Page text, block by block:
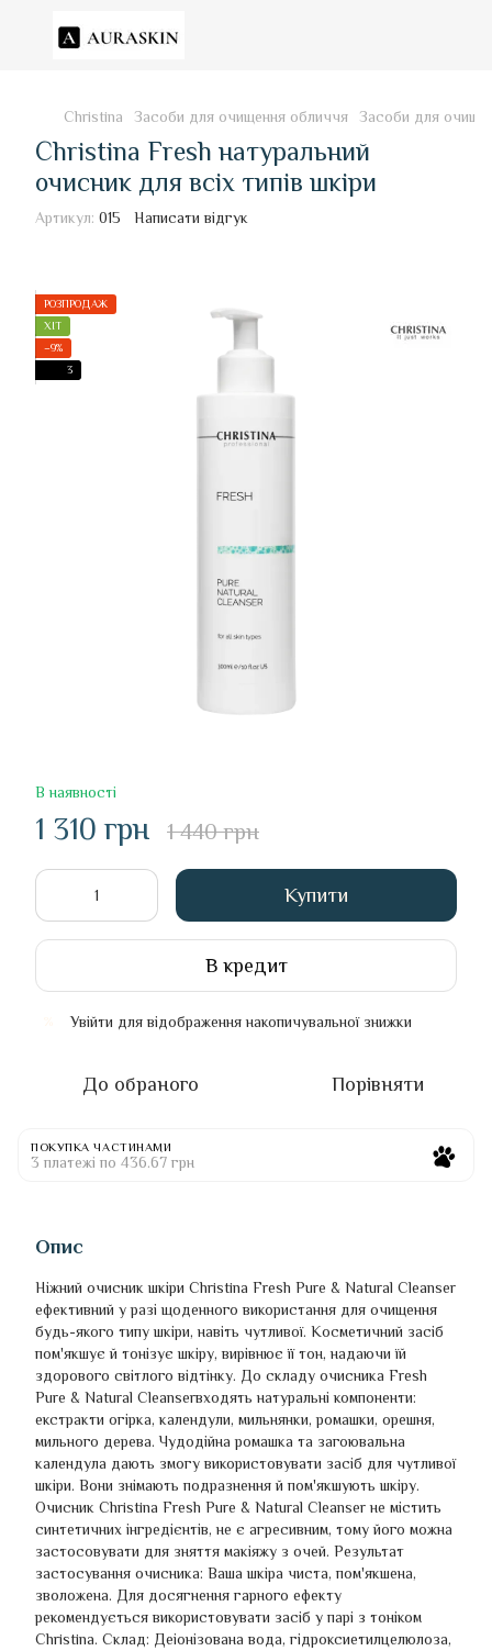
Christina Засоби для очищення обличчя Засоби для
Christina Fresh натуральний
очисник для всіх типів шкіри
Артикул: 015 Написати відгук
РОЗПРОДАЖ
ХІТ
−9%
3
В наявності
1 310 грн 1 440 грн
Купити
В кредит
Увійти для відображення накопичувальної знижки
До обраного Порівняти
ПОКУПКА ЧАСТИНАМИ
3 платежі по 436.67 грн
Опис
Ніжний очисник шкіри Christina Fresh Pure & Natural Cleanser
ефективний у разі щоденного використання для очищення
будь-якого типу шкіри, навіть чутливої. Косметичний засіб
пом'якшує й тонізує шкіру, вирівнює її тон, надаючи їй
здорового світлого відтінку. До складу очисника Fresh
Pure & Natural Cleanserвходять натуральні компоненти:
екстракти огірка, календули, мильнянки, ромашки, орешня,
мильного дерева. Чудодійна ромашка та загоювальна
календула дають змогу використовувати засіб для чутливої
шкіри. Вони знімають подразнення й пом'якшують шкіру.
Очисник Christina Fresh Pure & Natural Cleanser не містить
синтетичних інгредієнтів, не є агресивним, тому його можна
застосовувати для зняття макіяжу з очей. Результат
застосування очисника: Ваша шкіра чиста, пом'якшена,
зволожена. Для досягнення гарного ефекту
рекомендується використовувати засіб у парі з тоніком
Christina. Склад: Деіонізована вода, гідроксиетилцелюлоза,